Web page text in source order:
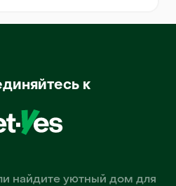
к
найдите уютный дом для